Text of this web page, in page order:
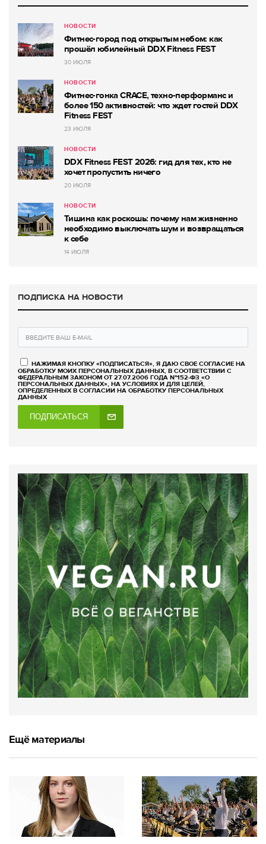
НОВОСТИ
Фитнес-город под открытым небом: как
прошёл юбилейный DDX Fitness FEST
30 ИЮЛЯ
НОВОСТИ
Фитнес-гонка CRACE, техно-перформанс и
более 150 активностей: что ждет гостей DDX
Fitness FEST
23 ИЮЛЯ
НОВОСТИ
DDX Fitness FEST 2026: гид для тех, кто не
хочет пропустить ничего
20 ИЮЛЯ
НОВОСТИ
Тишина как роскошь: почему нам жизненно
необходимо выключать шум и возвращаться
к себе
14 ИЮЛЯ
ПОДПИСКА НА НОВОСТИ
НАЖИМАЯ КНОПКУ «ПОДПИСАТЬСЯ», Я ДАЮ СВОЕ СОГЛАСИЕ НА
ОБРАБОТКУ МОИХ ПЕРСОНАЛЬНЫХ ДАННЫХ, В СООТВЕТСТВИИ С
ФЕДЕРАЛЬНЫМ ЗАКОНОМ ОТ 27.07.2006 ГОДА №152-ФЗ «О
ПЕРСОНАЛЬНЫХ ДАННЫХ», НА УСЛОВИЯХ И ДЛЯ ЦЕЛЕЙ,
ОПРЕДЕЛЕННЫХ В СОГЛАСИИ НА ОБРАБОТКУ ПЕРСОНАЛЬНЫХ
ДАННЫХ
ПОДПИСАТЬСЯ
Ещё материалы